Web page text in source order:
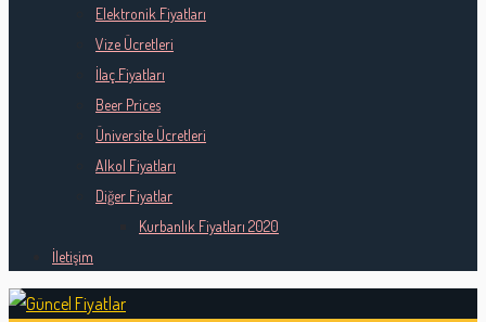
Elektronik Fiyatları
Vize Ücretleri
İlaç Fiyatları
Beer Prices
Üniversite Ücretleri
Alkol Fiyatları
Diğer Fiyatlar
Kurbanlık Fiyatları 2020
İletişim